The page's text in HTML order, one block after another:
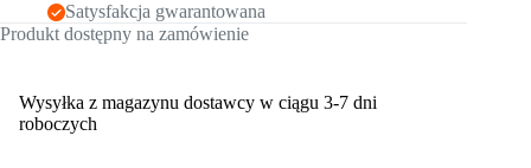
Satysfakcja gwarantowana
Produkt dostępny na zamówienie
Wysyłka z magazynu dostawcy w ciągu 3-7 dni
roboczych